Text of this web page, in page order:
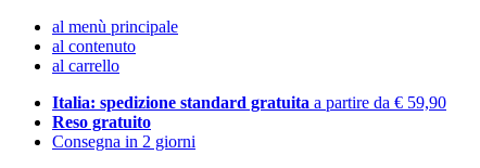
al menù principale
al contenuto
al carrello
Italia: spedizione standard gratuita a partire da € 59,90
Reso gratuito
Consegna in 2 giorni